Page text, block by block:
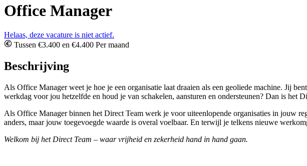
Office Manager
Helaas, deze vacature is niet actief.
Tussen €3.400 en €4.400 Per maand
Beschrijving
Als Office Manager weet je hoe je een organisatie laat draaien als een geoliede machine. Jij
werkdag voor jou hetzelfde en houd je van schakelen, aansturen en ondersteunen? Dan is het
Als Office Manager binnen het Direct Team werk je voor uiteenlopende organisaties in jouw
anders, maar jouw toegevoegde waarde is overal voelbaar. En terwijl je telkens nieuwe
Welkom bij het Direct Team – waar vrijheid en zekerheid hand in hand gaan.